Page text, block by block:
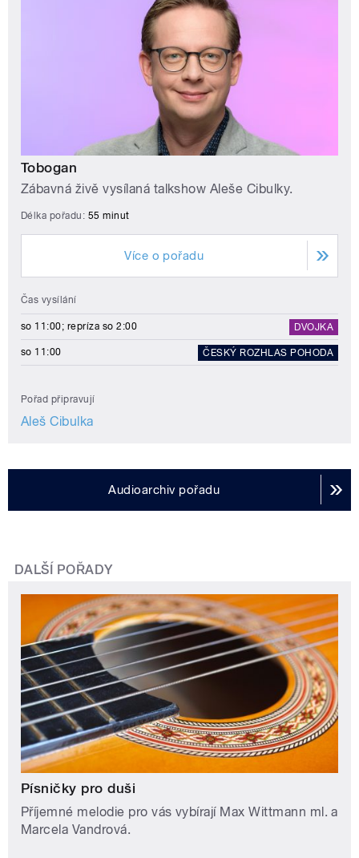
Tobogan
Zábavná živě vysílaná talkshow Aleše Cibulky.
Délka pořadu: 55 minut
Více o pořadu
Čas vysílání
so 11:00; repríza so 2:00 DVOJKA
so 11:00 ČESKÝ ROZHLAS POHODA
Pořad připravují
Aleš Cibulka
Audioarchiv pořadu
DALŠÍ POŘADY
Písničky pro duši
Příjemné melodie pro vás vybírají Max Wittmann ml. a
Marcela Vandrová.